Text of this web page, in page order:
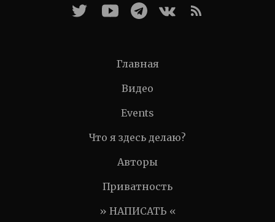
Главная
Видео
Events
Что я здесь делаю?
Авторы
Приватность
» НАПИСАТЬ «